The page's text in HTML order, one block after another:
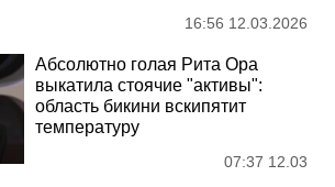
16:56 12.03.2026
Абсолютно голая Рита Ора
выкатила стоячие "активы":
область бикини вскипятит
температуру
07:37 12.03